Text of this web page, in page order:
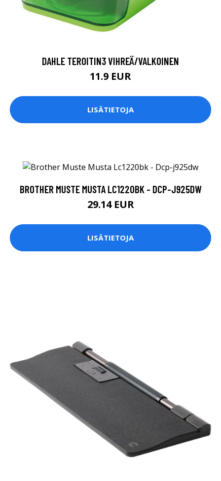
DAHLE TEROITIN3 VIHREÄ/VALKOINEN
11.9 EUR
LISÄTIETOJA
BROTHER MUSTE MUSTA LC1220BK - DCP-J925DW
29.14 EUR
LISÄTIETOJA